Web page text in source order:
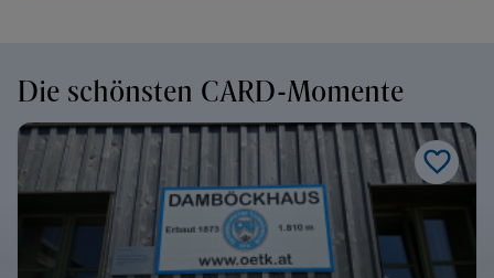
Die schönsten CARD-Momente